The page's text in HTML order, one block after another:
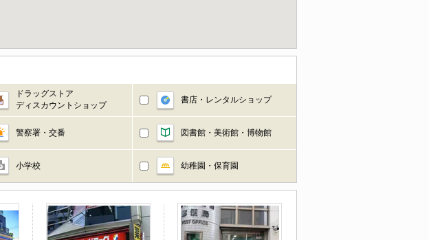
ドラッグストア
ディスカウントショップ
書店・レンタルショップ
警察署・交番 図書館・美術館・博物館
小学校 幼稚園・保育園